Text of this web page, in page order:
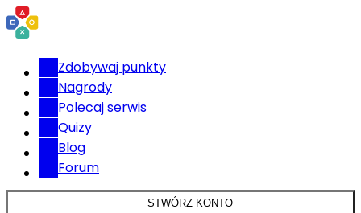
Zdobywaj punkty
Nagrody
Polecaj serwis
Quizy
Blog
Forum
STWÓRZ KONTO